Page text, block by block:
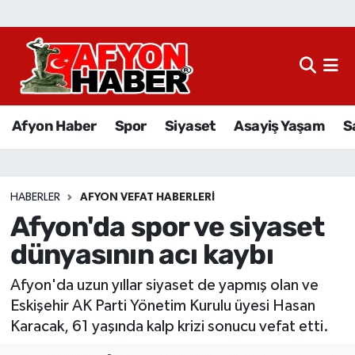
Afyon Haber Spor Siyaset Asayiş Yaşam
HABERLER AFYON VEFAT HABERLERI
Afyon'da spor ve siyaset
dünyasının acı kaybı
Afyon'da uzun yıllar siyaset de yapmış olan ve
Eskişehir AK Parti Yönetim Kurulu üyesi Hasan
Karacak, 61 yaşında kalp krizi sonucu vefat etti.
Afyon Haber
Sağlık
Eğitim
Sivil Toplum